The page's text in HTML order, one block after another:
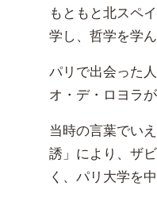
もともと北スペ
学し、哲学を学ん
パリで出会った
オ・デ・ロヨラが
当時の言葉でい
誘」により、ザ
く、パリ大学を